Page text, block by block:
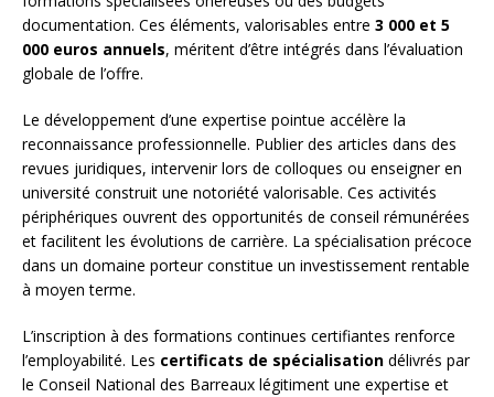
documentation. Ces éléments, valorisables entre 3 000 et 5
000 euros annuels, méritent d’être intégrés dans l’évaluation
globale de l’offre.
Le développement d’une expertise pointue accélère la
reconnaissance professionnelle. Publier des articles dans des
revues juridiques, intervenir lors de colloques ou enseigner en
université construit une notoriété valorisable. Ces activités
périphériques ouvrent des opportunités de conseil rémunérées
et facilitent les évolutions de carrière. La spécialisation précoce
dans un domaine porteur constitue un investissement rentable
à moyen terme.
L’inscription à des formations continues certifiantes renforce
l’employabilité. Les certificats de spécialisation délivrés par
le Conseil National des Barreaux légitiment une expertise et